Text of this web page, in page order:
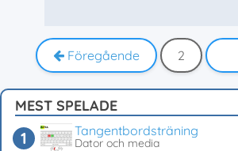
Föregående 2
MEST SPELADE
Tangentbordsträning
Dator och media